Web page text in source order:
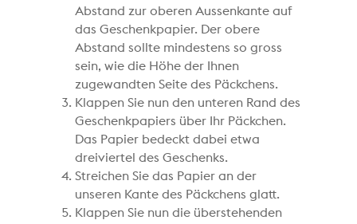
Abstand zur oberen Aussenkante auf
das Geschenkpapier. Der obere
Abstand sollte mindestens so gross
sein, wie die Höhe der Ihnen
zugewandten Seite des Päckchens.
Klappen Sie nun den unteren Rand des
Geschenkpapiers über Ihr Päckchen.
Das Papier bedeckt dabei etwa
dreiviertel des Geschenks.
Streichen Sie das Papier an der
unseren Kante des Päckchens glatt.
Klappen Sie nun die überstehenden